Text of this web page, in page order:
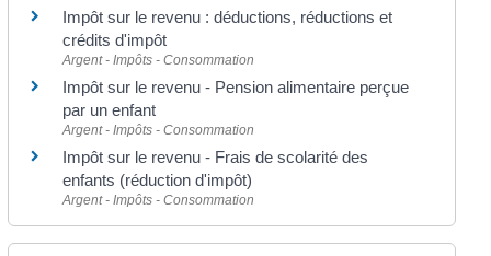
Impôt sur le revenu : déductions, réductions et
crédits d'impôt
Argent - Impôts - Consommation
Impôt sur le revenu - Pension alimentaire perçue
par un enfant
Argent - Impôts - Consommation
Impôt sur le revenu - Frais de scolarité des
enfants (réduction d'impôt)
Argent - Impôts - Consommation